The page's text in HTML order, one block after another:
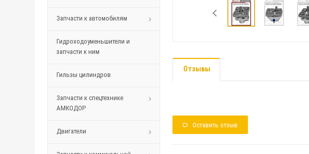
Запчасти к автомобилям
Гидроходоуменьшители и
запчасти к ним
Гильзы цилиндров
Запчасти к спецтехнике
АМКОДОР
Двигатели
Отзывы
Оставить отзыв